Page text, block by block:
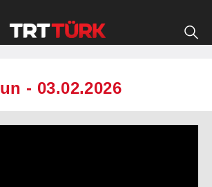
- 03.02.2026